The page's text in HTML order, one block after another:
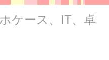
ケース、IT、卓